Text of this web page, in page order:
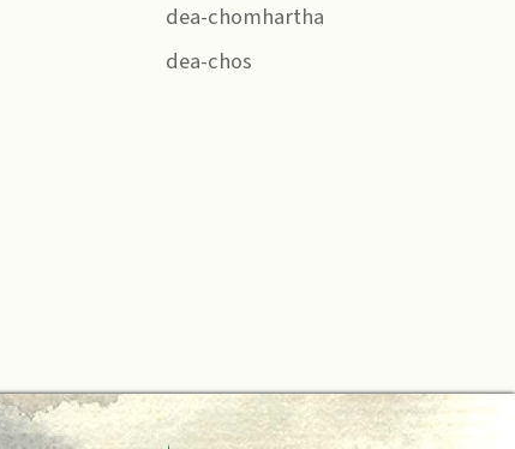
dea-chomhartha
dea-chos